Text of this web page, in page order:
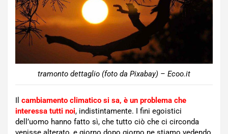
tramonto dettaglio (foto da Pixabay) – Ecoo.it
Il cambiamento climatico si sa, è un problema che
interessa tutti noi, indistintamente. I fini egoistici
dell’uomo hanno fatto sì, che tutto ciò che ci circonda